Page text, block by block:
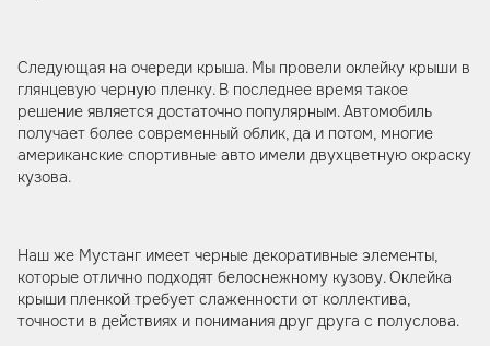
Следующая на очереди крыша. Мы провели оклейку крыши в
глянцевую черную пленку. В последнее время такое
решение является достаточно популярным. Автомобиль
получает более современный облик, да и потом, многие
американские спортивные авто имели двухцветную окраску
кузова.
Наш же Мустанг имеет черные декоративные элементы,
которые отлично подходят белоснежному кузову. Оклейка
крыши пленкой требует слаженности от коллектива,
точности в действиях и понимания друг друга с полуслова.